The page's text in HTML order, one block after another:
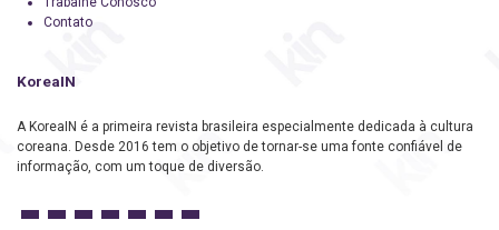
Contato
KoreaIN
A KoreaIN é a primeira revista brasileira especialmente dedicada à cultura
coreana. Desde 2016 tem o objetivo de tornar-se uma fonte confiável de
informação, com um toque de diversão.